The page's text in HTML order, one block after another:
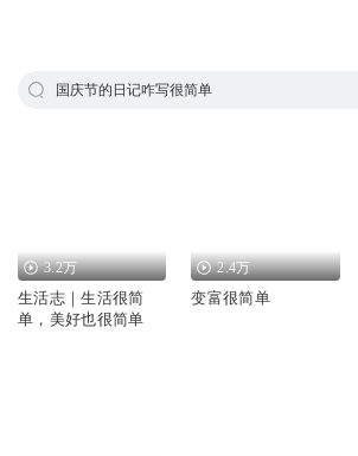
国庆节的日记咋写很简单
3.2万
生活志｜生活很简
单，美好也很简单
2.4万
变富很简单